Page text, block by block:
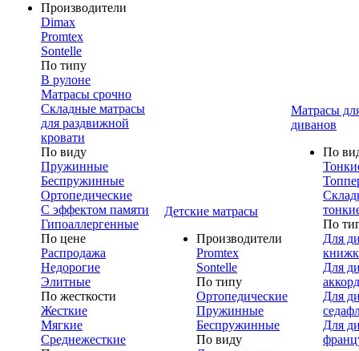
Производители
Dimax
Promtex
Sontelle
По типу
В рулоне
Матрасы срочно
Складные матрасы
для раздвижной
кровати
По виду
Пружинные
Беспружинные
Ортопедические
С эффектом памяти
Гипоаллергенные
По цене
Распродажа
Недорогие
Элитные
По жесткости
Жесткие
Мягкие
Среднежесткие
Детские матрасы
Производители
Promtex
Sontelle
По типу
Ортопедические
Пружинные
Беспружинные
По виду
Матрасы
диванов
По
По
Для
Для
Для
Для